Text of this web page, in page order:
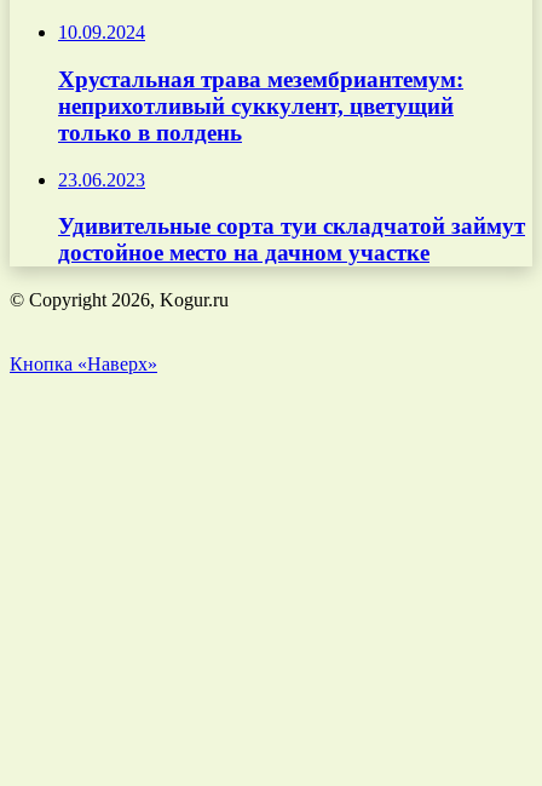
10.09.2024
Хрустальная трава мезембриантемум:
неприхотливый суккулент, цветущий
только в полдень
23.06.2023
Удивительные сорта туи складчатой займут
достойное место на дачном участке
© Copyright 2026, Kogur.ru
Кнопка «Наверх»